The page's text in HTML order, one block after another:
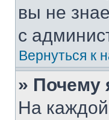
вы не
с
Вернуться к
» Почему
На